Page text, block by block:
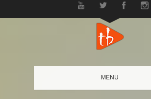
MENU